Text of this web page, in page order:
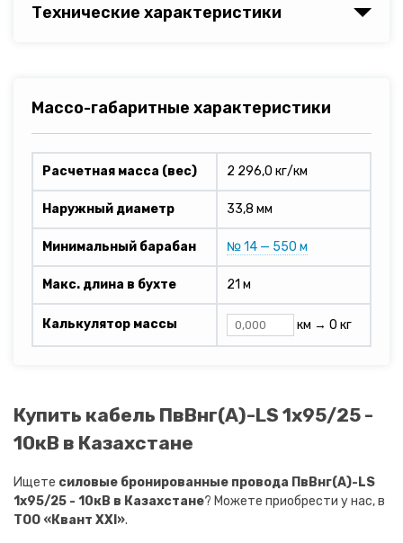
Технические характеристики
Массо-габаритные характеристики
Расчетная масса (вес) 2 296,0 кг/км
Наружный диаметр 33,8 мм
Минимальный барабан № 14 — 550 м
Макс. длина в бухте 21 м
Калькулятор массы км → 0 кг
Купить кабель ПвВнг(A)-LS 1х95/25 -
10кВ в Казахстане
Ищете силовые бронированные провода ПвВнг(A)-LS
1х95/25 - 10кВ в Казахстане? Можете приобрести у нас, в
ТОО «Квант XXI».